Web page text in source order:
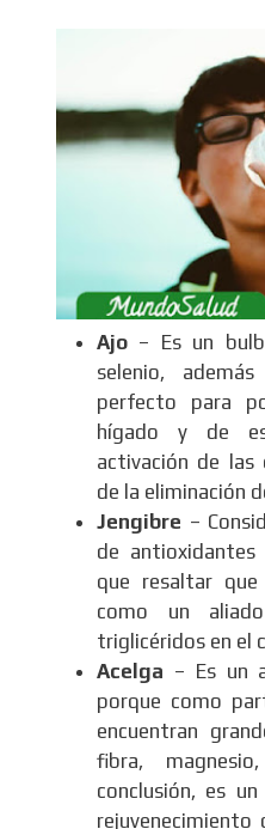
Ajo – Es un
selenio,
perfecto para
hígado y de
activación de las
de la eliminación
Jengibre –
de
que resaltar
como un
triglicéridos en el
Acelga – Es un
porque como
encuentran
fibra,
conclusión, es
rejuvenecimiento